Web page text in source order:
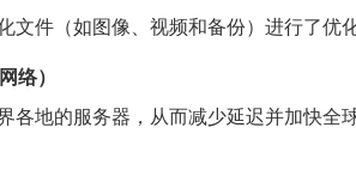
文件（如图像、视频和备份）进行了优化
络）
各地的服务器，从而减少延迟并加快全